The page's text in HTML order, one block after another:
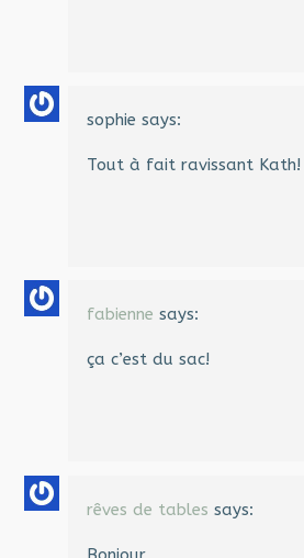
sophie says:
Tout à fait ravissant Kath!
fabienne says:
ça c’est du sac!
rêves de tables says: